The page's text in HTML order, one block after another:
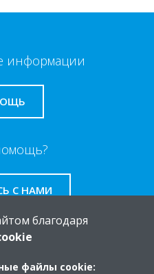
информации
С НАМИ
благодаря
файлы cookie: